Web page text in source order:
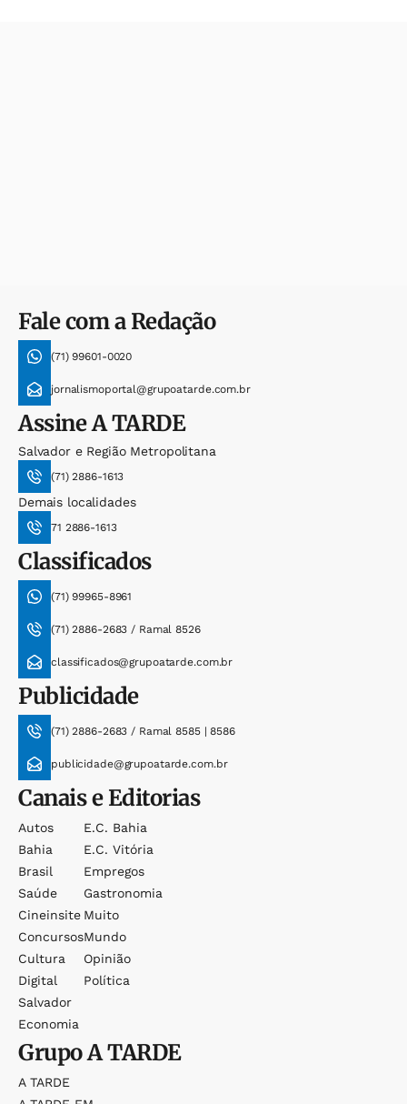
Fale com a Redação
(71) 99601-0020
jornalismoportal@grupoatarde.com.br
AssineA TARDE
Salvador e Região Metropolitana
(71) 2886-1613
Demais localidades
71 2886-1613
Classificados
(71) 99965-8961
(71) 2886-2683 / Ramal 8526
classificados@grupoatarde.com.br
Publicidade
(71) 2886-2683 / Ramal 8585 | 8586
publicidade@grupoatarde.com.br
Canais e Editorias
Autos
Bahia
Brasil
Saúde
Cineinsite
Concursos
Cultura
Digital
Salvador
Economia
E.c. Bahia
E.c. Vitória
Empregos
Gastronomia
Muito
Mundo
Opinião
Política
GrupoA TARDE
A TARDE